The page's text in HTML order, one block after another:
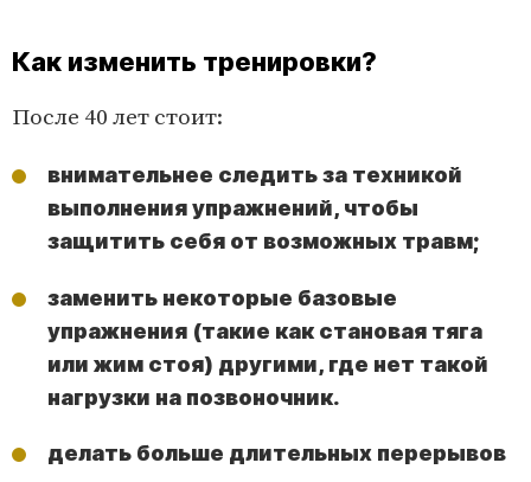
Как изменить тренировки?
После 40 лет стоит:
внимательнее следить за техникой
выполнения упражнений, чтобы
защитить себя от возможных травм;
заменить некоторые базовые
упражнения (такие как становая тяга
или жим стоя) другими, где нет такой
нагрузки на позвоночник.
делать больше длительных перерывов